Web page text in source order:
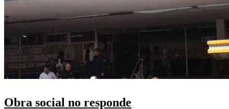
Obra social no responde